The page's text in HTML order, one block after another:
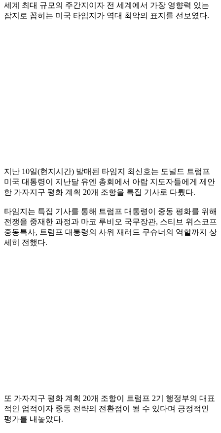
세계 최대 규모의 주간지이자 전 세계에서 가장 영향력 있는
잡지로 꼽히는 미국 타임지가 역대 최악의 표지를 선보였다.
지난 10일(현지시간) 발매된 타임지 최신호는 도널드 트럼프
미국 대통령이 지난달 유엔 총회에서 아랍 지도자들에게 제안
한 가자지구 평화 계획 20개 조항을 특집 기사로 다뤘다.
타임지는 특집 기사를 통해 트럼프 대통령이 중동 평화를 위해
전쟁을 중재한 과정과 마코 루비오 국무장관, 스티브 위스코프
중동특사, 트럼프 대통령의 사위 재러드 쿠슈너의 역할까지 상
세히 전했다.
또 가자지구 평화 계획 20개 조항이 트럼프 2기 행정부의 대표
적인 업적이자 중동 전략의 전환점이 될 수 있다며 긍정적인
평가를 내놓았다.